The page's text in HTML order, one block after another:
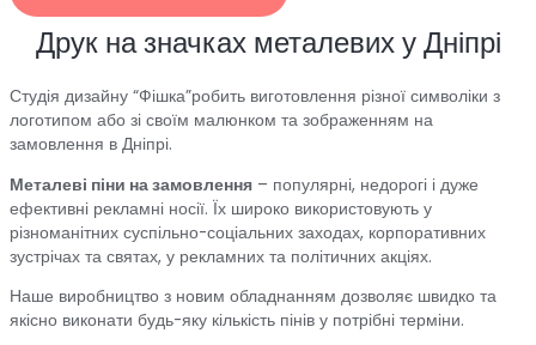
Друк на значках металевих у Дніпрі
Студія дизайну “Фішка”робить виготовлення різної символіки з
логотипом або зі своїм малюнком та зображенням на
замовлення в Дніпрі.
Металеві піни на замовлення – популярні, недорогі і дуже
ефективні рекламні носії. Їх широко використовують у
різноманітних суспільно-соціальних заходах, корпоративних
зустрічах та святах, у рекламних та політичних акціях.
Наше виробництво з новим обладнанням дозволяє швидко та
якісно виконати будь-яку кількість пінів у потрібні терміни.